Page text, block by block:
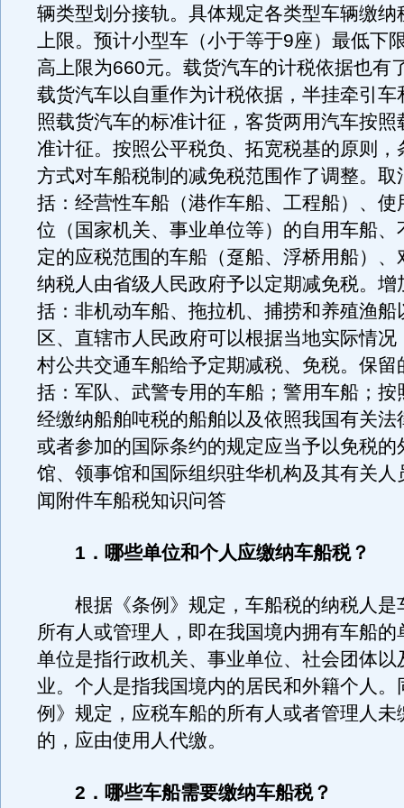
辆类型划分接轨。具体规定各类型车辆缴纳
上限。预计小型车（小于等于9座）最低下
高上限为660元。载货汽车的计税依据也有
载货汽车以自重作为计税依据，半挂牵引车
照载货汽车的标准计征，客货两用汽车按照
准计征。按照公平税负、拓宽税基的原则，
方式对车船税制的减免税范围作了调整。取
括：经营性车船（港作车船、工程船）、使
位（国家机关、事业单位等）的自用车船、
定的应税范围的车船（趸船、浮桥用船）、
纳税人由省级人民政府予以定期减免税。增
括：非机动车船、拖拉机、捕捞和养殖渔船
区、直辖市人民政府可以根据当地实际情况
村公共交通车船给予定期减税、免税。保留
括：军队、武警专用的车船；警用车船；按
经缴纳船舶吨税的船舶以及依照我国有关法
或者参加的国际条约的规定应当予以免税的
馆、领事馆和国际组织驻华机构及其有关人
闻附件车船税知识问答
1．哪些单位和个人应缴纳车船税？
根据《条例》规定，车船税的纳税人是
所有人或管理人，即在我国境内拥有车船的
单位是指行政机关、事业单位、社会团体以
业。个人是指我国境内的居民和外籍个人。
例》规定，应税车船的所有人或者管理人未
的，应由使用人代缴。
2．哪些车船需要缴纳车船税？